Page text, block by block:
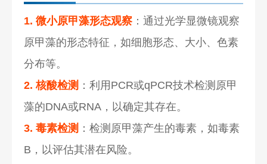
1. 微小原甲藻形态观察 ：通过光学显微镜观察
原甲藻的形态特征，如细胞形态、大小、色素
分布等。
2. 核酸检测 ：利用PCR或qPCR技术检测原甲
藻的DNA或RNA，以确定其存在。
3. 毒素检测 ：检测原甲藻产生的毒素，如毒素
B，以评估其潜在风险。